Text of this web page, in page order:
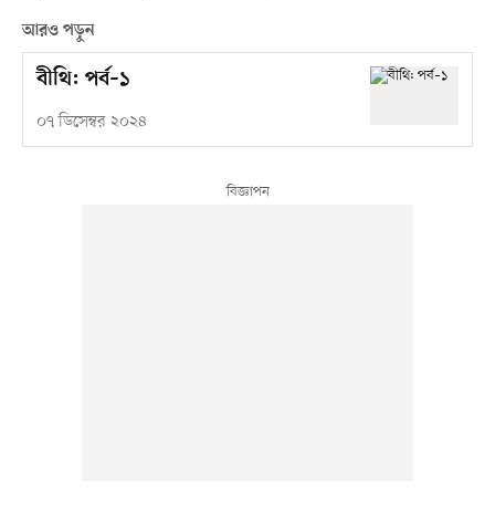
আরও পড়ুন
বীথি: পর্ব–১
০৭ ডিসেম্বর ২০২৪